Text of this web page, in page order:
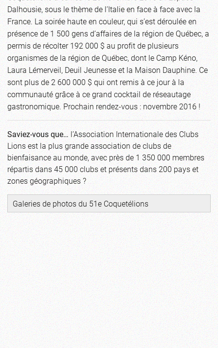
Dalhousie, sous le thème de l’Italie en face à face avec la
France. La soirée haute en couleur, qui s’est déroulée en
présence de 1 500 gens d’affaires de la région de Québec, a
permis de récolter 192 000 $ au profit de plusieurs
organismes de la région de Québec, dont le Camp Kéno,
Laura Lémerveil, Deuil Jeunesse et la Maison Dauphine. Ce
sont plus de 2 600 000 $ qui ont remis à ce jour à la
communauté grâce à ce grand cocktail de réseautage
gastronomique. Prochain rendez-vous : novembre 2016 !
Saviez-vous que…l’Association Internationale des Clubs
Lions est la plus grande association de clubs de
bienfaisance au monde, avec près de 1 350 000 membres
répartis dans 45 000 clubs et présents dans 200 pays et
zones géographiques ?
Galeries de photos du 51e Coquetélions